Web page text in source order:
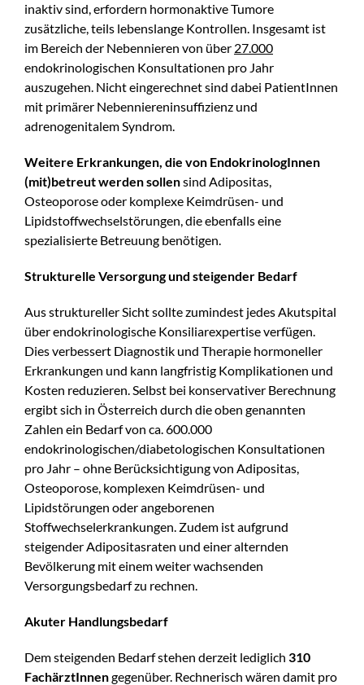
inaktiv sind, erfordern hormonaktive Tumore
zusätzliche, teils lebenslange Kontrollen. Insgesamt ist
im Bereich der Nebennieren von über 27.000
endokrinologischen Konsultationen pro Jahr
auszugehen. Nicht eingerechnet sind dabei PatientInnen
mit primärer Nebenniereninsuffizienz und
adrenogenitalem Syndrom.
Weitere Erkrankungen, die von EndokrinologInnen
(mit)betreut werden sollensind Adipositas,
Osteoporose oder komplexe Keimdrüsen- und
Lipidstoffwechselstörungen, die ebenfalls eine
spezialisierte Betreuung benötigen.
Strukturelle Versorgung und steigender Bedarf
Aus struktureller Sicht sollte zumindest jedes Akutspital
über endokrinologische Konsiliarexpertise verfügen.
Dies verbessert Diagnostik und Therapie hormoneller
Erkrankungen und kann langfristig Komplikationen und
Kosten reduzieren. Selbst bei konservativer Berechnung
ergibt sich in Österreich durch die oben genannten
Zahlen ein Bedarf von ca. 600.000
endokrinologischen/diabetologischen Konsultationen
pro Jahr – ohne Berücksichtigung von Adipositas,
Osteoporose, komplexen Keimdrüsen- und
Lipidstörungen oder angeborenen
Stoffwechselerkrankungen. Zudem ist aufgrund
steigender Adipositasraten und einer alternden
Bevölkerung mit einem weiter wachsenden
Versorgungsbedarf zu rechnen.
Akuter Handlungsbedarf
Dem steigenden Bedarf stehen derzeit lediglich 310
FachärztInnengegenüber. Rechnerisch wären damit pro